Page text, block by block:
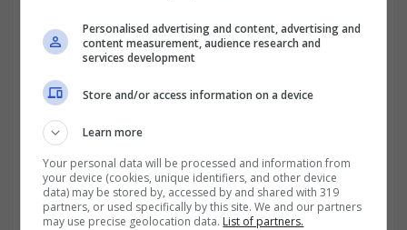
quello che non ti aspetti
Per accedere alla misura è indispensabile il
grado di disabilità. Infatti, nel bando per la
partecipazione al programma, è distinta la
disabilità medica, disabilità grave e
gravissima. Inoltre, il bando specifica che
Personalised advertising and content, advertising and
content measurement, audience research and
services development
Store and/or access information on a device
Learn more
Your personal data will be processed and information from
your device (cookies, unique identifiers, and other device
data) may be stored by, accessed by and shared with 319
partners, or used specifically by this site. We and our partners
may use precise geolocation data. List of partners.